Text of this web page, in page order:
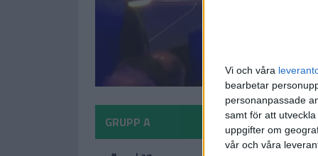
Vi och våra
bearbetar
personanpassade
samt för att
uppgifter om
vår och våra
GRUPP A